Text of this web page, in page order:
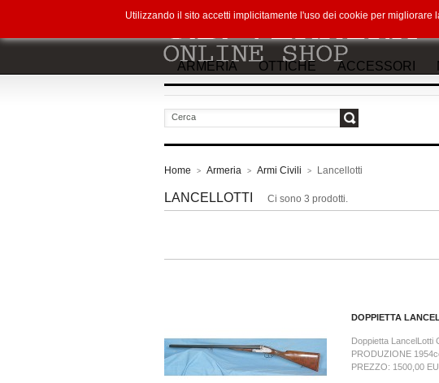
ARMERIA OTTICHE ACCESSORI
Home > Armeria > Armi Civili > Lancellotti
LANCELLOTTI Ci sono 3 prodotti.
DOPPIETTA
Doppietta LancelLotti
PRODUZIONE
PREZZO: 1500,00
Utilizzando il sito accetti implicitamente l'uso dei cookie per